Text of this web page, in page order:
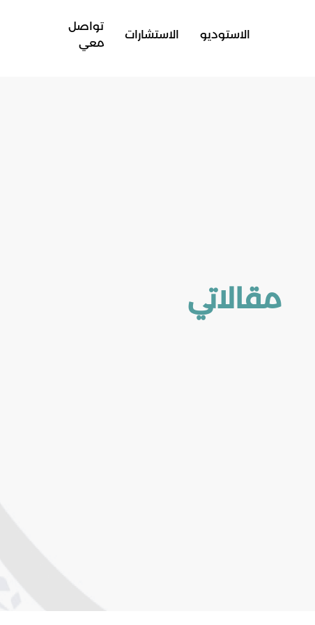
الاستوديو الاستشارات
تواصل
معي
مقالاتي